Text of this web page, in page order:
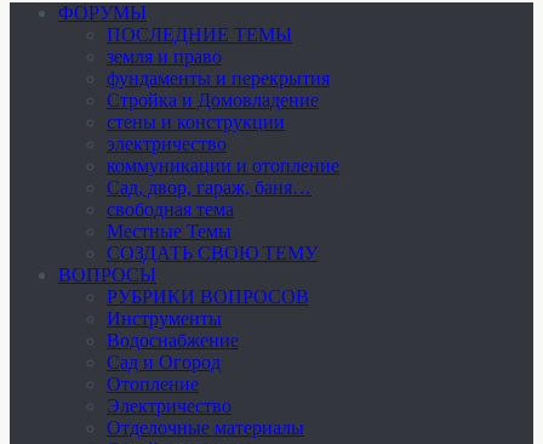
ФОРУМЫ
ПОСЛЕДНИЕ ТЕМЫ
земля и право
фундаменты и перекрытия
Стройка и Домовладение
стены и конструкции
электричество
коммуникации и отопление
Cад, двор, гараж, баня…
свободная тема
Местные Темы
СОЗДАТЬ СВОЮ ТЕМУ
ВОПРОСЫ
РУБРИКИ ВОПРОСОВ
Инструменты
Водоснабжение
Сад и Огород
Отопление
Электричество
Отделочные материалы